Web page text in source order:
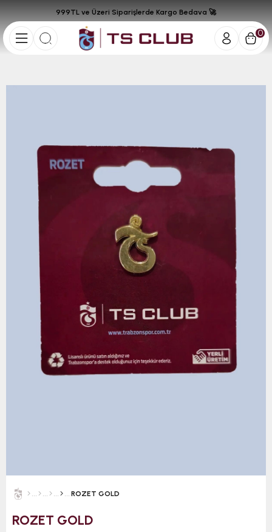
0
999TL ve Üzeri Siparişlerde Kargo Bedava 🚀
ROZET GOLD
ROZET GOLD